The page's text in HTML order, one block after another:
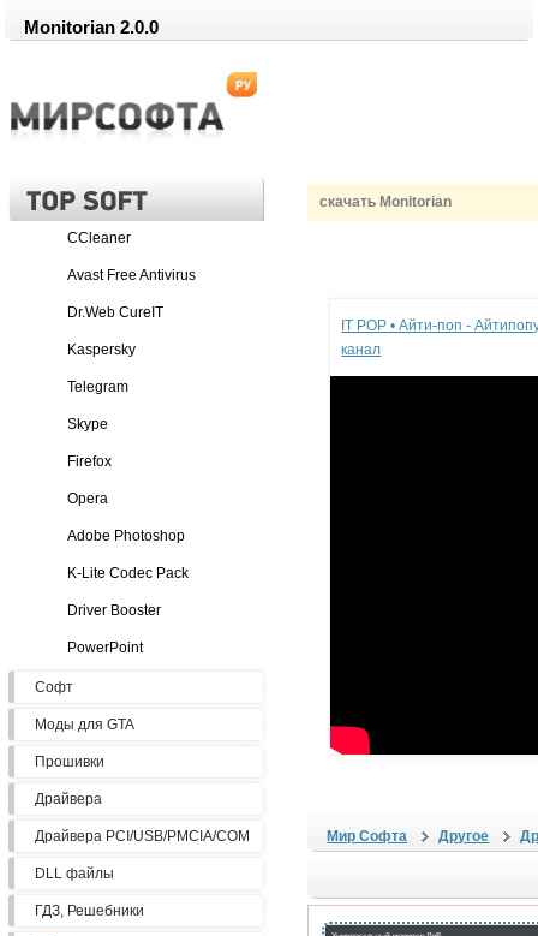
Monitorian 2.0.0
скачать Monitorian
CCleaner
Avast Free Antivirus
Dr.Web CureIT
Kaspersky
Telegram
Skype
Firefox
Opera
Adobe Photoshop
K-Lite Codec Pack
Driver Booster
PowerPoint
Софт
Моды для GTA
Прошивки
Драйвера
Драйвера PCI/USB/PMCIA/COM
DLL файлы
ГДЗ, Решебники
IT POP • Айти-поп -
канал
Мир Софта Другое